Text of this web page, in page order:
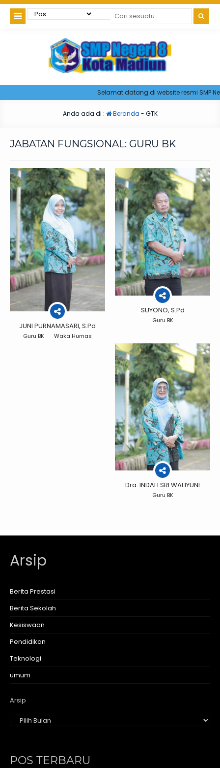
Selamat datang di website resmi SMP
Anda ada di : Beranda - GTK
JABATAN FUNGSIONAL: GURU BK
JUNI PURNAMASARI, S.Pd
Guru BK Waka Humas
SUYONO, S.Pd
Guru BK
Dra. INDAH SRI WAHYUNI
Guru BK
Arsip
Berita Prestasi
Berita Sekolah
Kesiswaan
Pendidikan
Teknologi
umum
Arsip
POS TERBARU